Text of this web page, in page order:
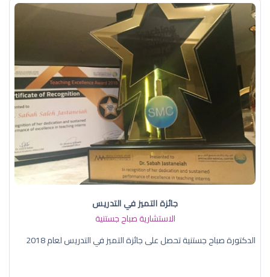
جائزة التميز في التدريس
الاستشارية صباح جستنية
الدكتورة صباح جستنية تحصل على جائزة التميز في التدريس لعام 2018